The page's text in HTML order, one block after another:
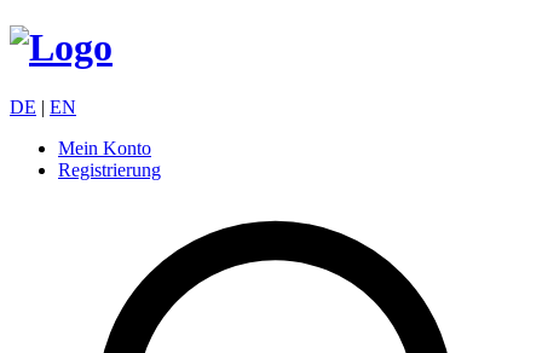
DE | EN
Mein Konto
Registrierung